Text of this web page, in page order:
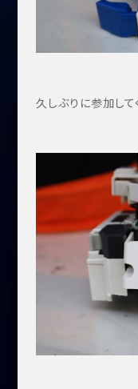
久しぶりに参加し